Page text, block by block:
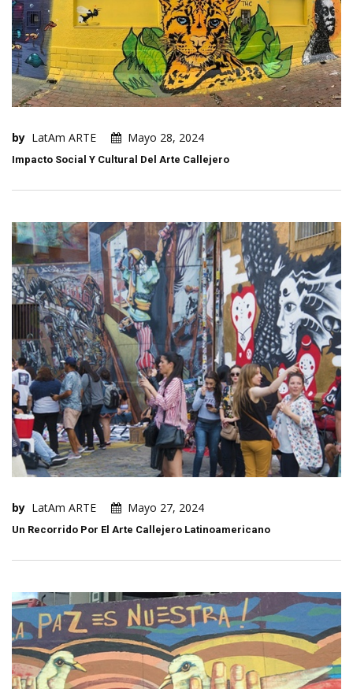
by LatAm ARTE Mayo 28, 2024
Impacto Social Y Cultural Del Arte Callejero
by LatAm ARTE Mayo 27, 2024
Un Recorrido Por El Arte Callejero Latinoamericano